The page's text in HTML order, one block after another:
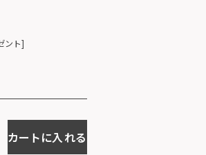
ント
カートに入れる